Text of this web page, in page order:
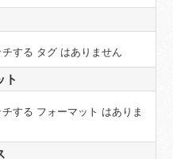
する タグ はありません
ト
する フォーマット はありま